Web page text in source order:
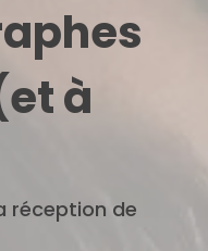
à
réception de